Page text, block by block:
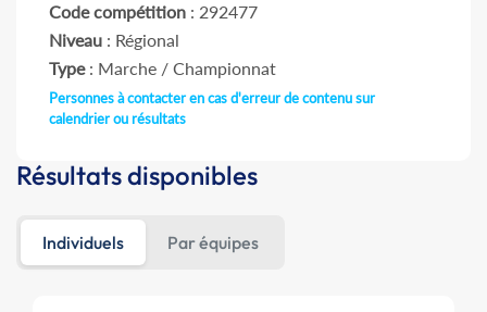
Code compétition : 292477
Niveau : Régional
Type: Marche / Championnat
Personnes à contacter en cas d'erreur de contenu sur
calendrier ou résultats
Résultats disponibles
Individuels Par équipes